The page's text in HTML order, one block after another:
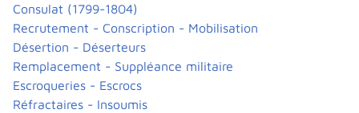
Consulat (1799-1804)
Recrutement - Conscription - Mobilisation
Désertion - Déserteurs
Remplacement - Suppléance militaire
Escroqueries - Escrocs
Réfractaires - Insoumis